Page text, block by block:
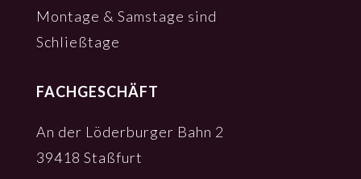
Monta­ge & Sams­ta­ge sind
Schließ­ta­ge
FACHGESCHÄFT
An der Löder­bur­ger Bahn 2
39418 Staß­furt